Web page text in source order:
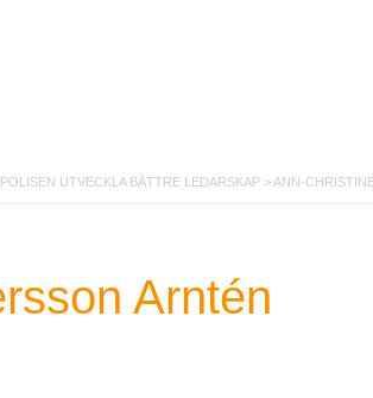
UTVECKLA BÄTTRE LEDARSKAP > ANN-
Arntén